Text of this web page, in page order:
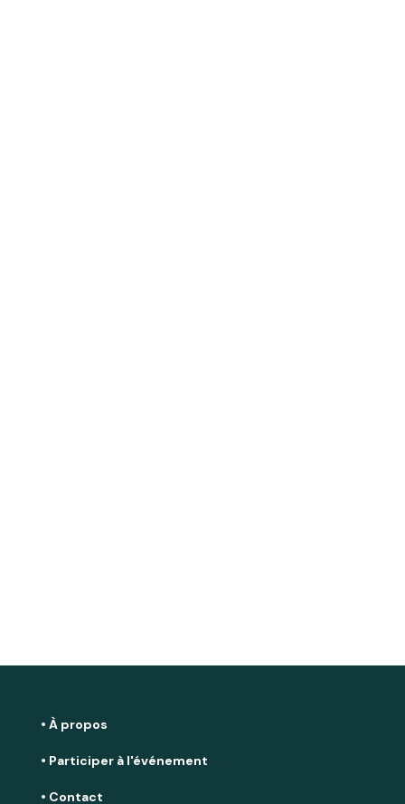
• À propos
• Participer à l'événement
• Contact